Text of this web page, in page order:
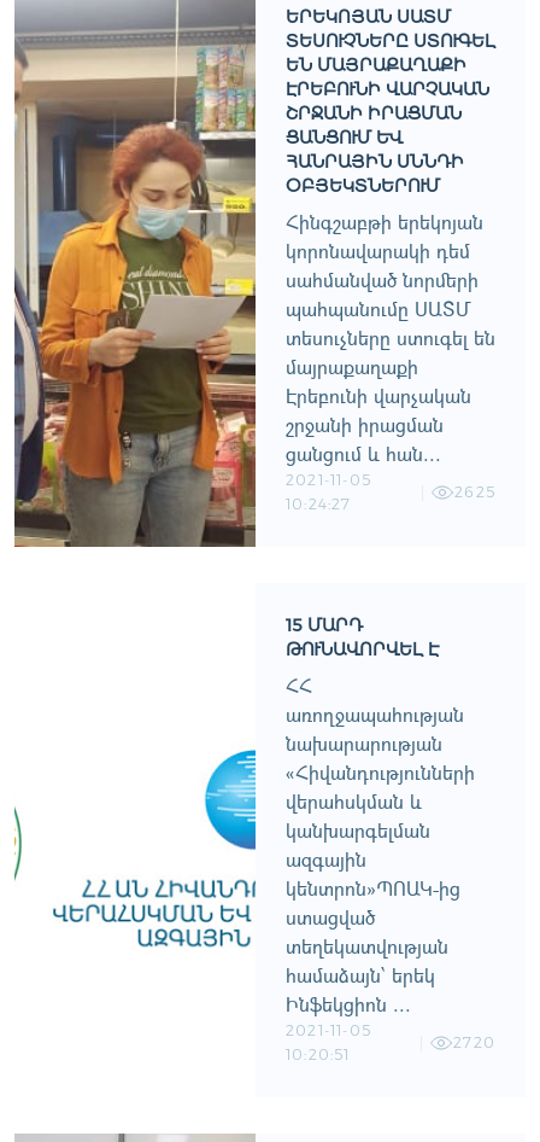
ԵՐԵԿՈՅԱՆ ՍԱՏՄ
ՏԵՍՈՒՉՆԵՐԸ ՍՏՈՒԳԵԼ
ԵՆ ՄԱՅՐԱՔԱՂԱՔԻ
ԷՐԵԲՈՒՆԻ ՎԱՐՉԱԿԱՆ
ՇՐՋԱՆԻ ԻՐԱՑՄԱՆ
ՑԱՆՑՈՒՄ ԵՒ Հ
ԱՆՐԱՅԻՆ ՍՆՆԴԻ Օ
ԲՅԵԿՏՆԵՐՈՒՄ
Հինգշաբթի երեկոյան
կորոնավարակի դեմ
սահմանված նորմերի
պահպանումը ՍԱՏՄ
տեսուչները ստուգել են
մայրաքաղաքի
Էրեբունի վարչական
շրջանի իրացման
ցանցում և հան...
2021-11-05
10:24:27
2625
15 ՄԱՐԴ
ԹՈՒՆԱՎՈՐՎԵԼ Է
ՀՀ
առողջապահության
նախարարության
«Հիվանդությունների
վերահսկման և
կանխարգելման
ազգային
կենտրոն»ՊՈԱԿ-ից
ստացված
տեղեկատվության
համաձայն՝ երեկ
Ինֆեկցիոն ...
2021-11-05
10:20:51
2720